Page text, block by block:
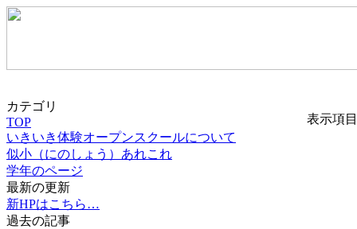
カテゴリ
TOP
いきいき体験オープンスクールについて
似小（にのしょう）あれこれ
学年のページ
最新の更新
新HPはこちら…
過去の記事
表示項